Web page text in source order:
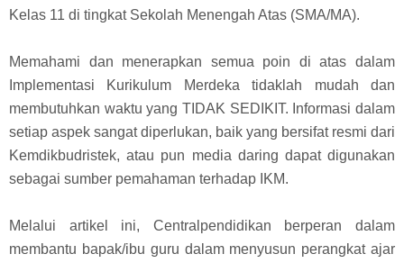
Kelas 11 di tingkat Sekolah Menengah Atas (SMA/MA).
Memahami dan menerapkan semua poin di atas dalam
Implementasi Kurikulum Merdeka tidaklah mudah dan
membutuhkan waktu yang TIDAK SEDIKIT. Informasi dalam
setiap aspek sangat diperlukan, baik yang bersifat resmi dari
Kemdikbudristek, atau pun media daring dapat digunakan
sebagai sumber pemahaman terhadap IKM.
Melalui artikel ini, Centralpendidikan berperan dalam
membantu bapak/ibu guru dalam menyusun perangkat ajar